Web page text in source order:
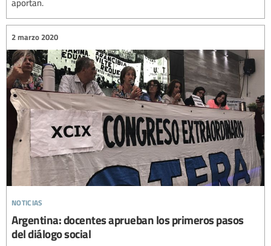
noticias
2 marzo 2020
Argentina: docentes aprueban los primeros pasos
del diálogo social